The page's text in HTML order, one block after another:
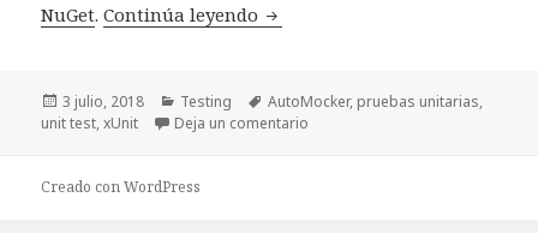
NuGet.Continúa leyendo AutoMocker. Desacoplando
Publicado
el
3 julio, 2018 Categorías
Testing Etiquetas
AutoMocker, pruebas unitarias,
unit test,xUnit Deja un comentario
Creado con WordPress